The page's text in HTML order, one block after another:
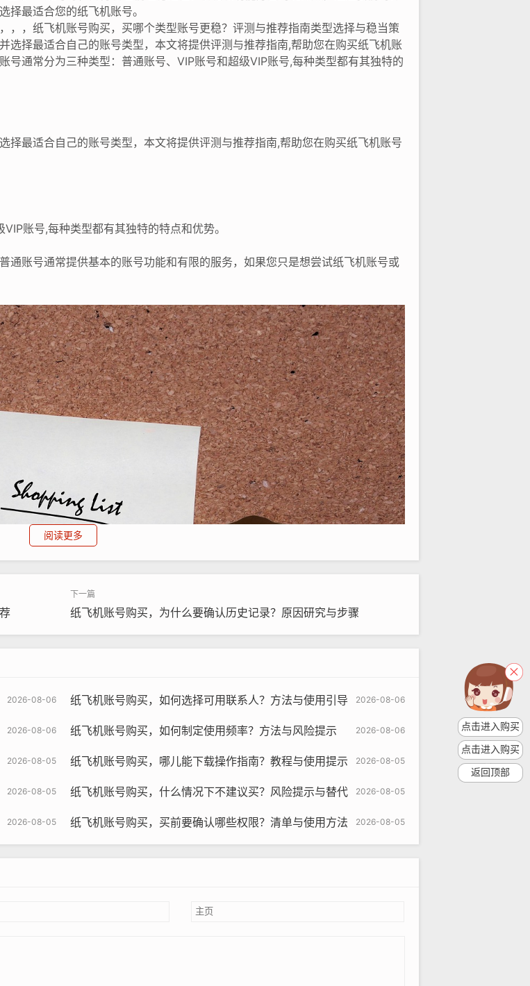
择最适合您的纸飞机账号。
，，纸飞机账号购买，买哪个类型账号更稳？评测与推荐指南类型选择与稳当策
选择最适合自己的账号类型，本文将提供评测与推荐指南,帮助您在购买纸飞机账
号通常分为三种类型：普通账号、VIP账号和超级VIP账号,每种类型都有其独特的
择最适合自己的账号类型，本文将提供评测与推荐指南,帮助您在购买纸飞机账号
账号,每种类型都有其独特的特点和优势。
通账号通常提供基本的账号功能和有限的服务，如果您只是想尝试纸飞机账号或
买tg账号, 电报聊天账号购买,wdd16888.com
特权可能包括更高的速度、更快的响应时间、更多的下载和上传空间等，如果您
面的功能和特权，这些特权可能包括无限的速度、无限制的下载和上传空间、专
超级VIP账号可能最适合您。
一些指导原则,帮助您选择最适合您的账号类型：
阅读更多
纸飞机账号购买，为什么要确认历史记录？原因研究与步骤
2026-08-06 2026-08-06
纸飞机账号购买，如何选择可用联系人？方法与使用引导
2026-08-06 2026-08-06
纸飞机账号购买，如何制定使用频率？方法与风险提示
2026-08-05 2026-08-05
纸飞机账号购买，哪儿能下载操作指南？教程与使用提示
2026-08-05 2026-08-05
纸飞机账号购买，什么情况下不建议买？风险提示与替代
2026-08-05 2026-08-05
纸飞机账号购买，买前要确认哪些权限？清单与使用方法
点击进入购买
点击进入购买
返回顶部